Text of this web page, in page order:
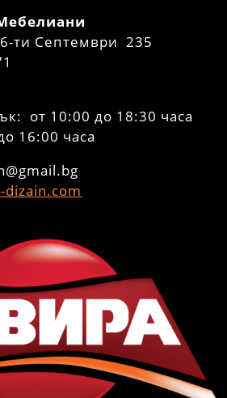
ти Септември 235
от 10:00 до 18:30 часа
16:00 часа